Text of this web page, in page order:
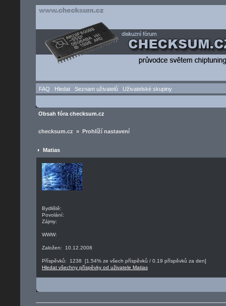
FAQ Hledat Seznam uživatelů Uživatelské skupiny
Obsah fóra checksum.cz
checksum.cz » Prohlíží nastavení
Matias
Bydliště:
Povolání:
Zájmy:
WWW:
Založen: 10.12.2008
Příspěvků: 1238 [1.54% ze všech příspěvků / 0.19 příspěvků za den]
Hledat všechny příspěvky od uživatele Matias